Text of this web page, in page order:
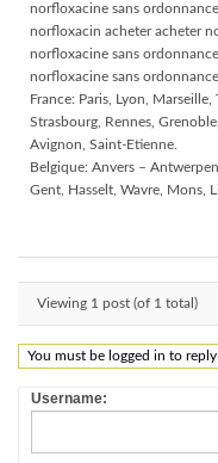
norfloxacine sans
norfloxacin acheter acheter
norfloxacine sans
norfloxacine sans
France: Paris, Lyon,
Strasbourg, Rennes,
Avignon, Saint-Etienne.
Belgique: Anvers –
Gent, Hasselt, Wavre, Mons,
Viewing 1 post (of 1 total)
You must be logged in to
Username: